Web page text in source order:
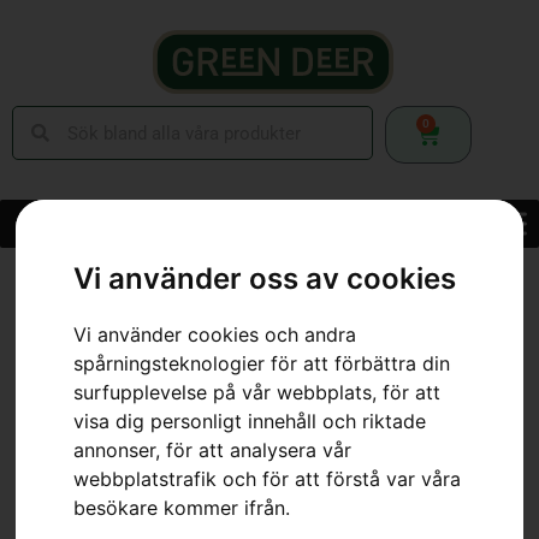
Vi använder oss av cookies
Vi använder cookies och andra
spårningsteknologier för att förbättra din
surfupplevelse på vår webbplats, för att
visa dig personligt innehåll och riktade
annonser, för att analysera vår
webbplatstrafik och för att förstå var våra
besökare kommer ifrån.
0
»Webbutik»Skor & Kläder»Skyddsglasögon & Visir»